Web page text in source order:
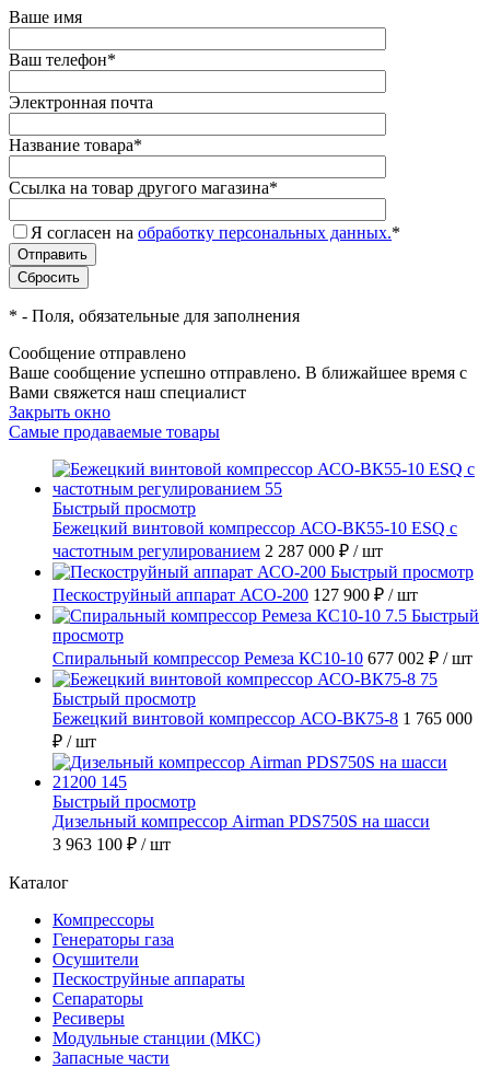
Ваше имя
Ваш телефон*
Электронная почта
Название товара*
Ссылка на товар другого магазина*
Я согласен на обработку персональных данных.*
* - Поля, обязательные для заполнения
Сообщение отправлено
Ваше сообщение успешно отправлено. В ближайшее время с
Вами свяжется наш специалист
Закрыть окно
Самые продаваемые товары
Быстрый просмотр
Бежецкий винтовой компрессор АСО-ВК55-10 ESQ с
частотным регулированием 2 287 000 ₽ / шт
Быстрый просмотр
Пескоструйный аппарат АСО-200 127 900 ₽ / шт
Быстрый
просмотр
Спиральный компрессор Ремеза КС10-10 677 002 ₽ / шт
Быстрый просмотр
Бежецкий винтовой компрессор АСО-ВК75-8 1 765 000
₽ / шт
Быстрый просмотр
Дизельный компрессор Airman PDS750S на шасси
3 963 100 ₽ / шт
Каталог
Компрессоры
Генераторы газа
Осушители
Пескоструйные аппараты
Сепараторы
Ресиверы
Модульные станции (МКС)
Запасные части